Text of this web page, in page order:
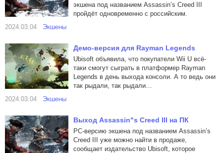
экшена под названием Assassin’s Creed III
пройдёт одновременно с российским.
2024.03.04
Экшены
Демо-версия для Rayman Legends
Ubisoft объявила, что покупатели Wii U всё-
таки смогут сыграть в платформер Rayman
Legends в день выхода консоли. А то ведь они
так рыдали, так рыдали…
2024.03.04
Экшены
Выход Assassin"s Creed III на ПК
PC-версию экшена под названием Assassin’s
Creed III уже можно найти в продаже,
сообщает издательство Ubisoft, которое